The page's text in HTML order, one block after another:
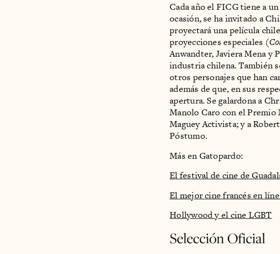
Cada año el FICG tiene a
ocasión, se ha invitado a
proyectará una película
proyecciones especiales (
Anwandter, Javiera Mena y
industria chilena. También
otros personajes que han
además de que, en sus
apertura. Se galardona a
Manolo Caro con el Premio
Maguey Activista; y a
Póstumo.
Más en Gatopardo:
El festival de cine de
El mejor cine francés en
Hollywood y el cine LGBT
Selección Oficial